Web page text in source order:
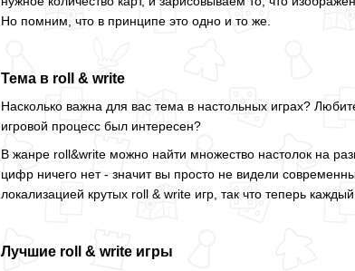
Но помним, что в принципе это одно и то же.
Тема в roll & write
Насколько важна для вас тема в настольных играх?
игровой процесс был интересен?
В жанре roll&write можно найти множество настолок на
цифр ничего нет - значит вы просто не видели
локализацией крутых roll & write игр, так что теперь
Лучшие roll & write игры